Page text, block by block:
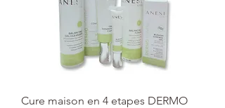
Cure maison en 4 etapes DERMO